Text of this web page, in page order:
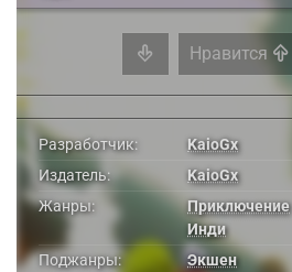
Нравится
Разработчик:
KaioGx
Издатель:
KaioGx
Жанры:
Приключение
Инди
Поджанры:
Экшен